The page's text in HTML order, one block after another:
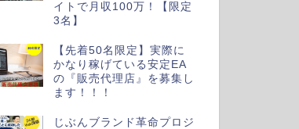
イトで月収100万！【限定
3名】
【先着50名限定】実際に
かなり稼げている安定EA
の『販売代理店』を募集し
ます！！！
じぶんブランド革命プロジ